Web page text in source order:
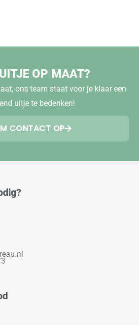
OP MAAT?
ons team staat voor je klaar een
uitje te bedenken!
CONTACT OP